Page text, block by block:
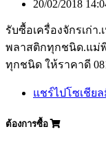
20/02/2018
รับซื้อเครื่องจักรเก่า
พลาสติกทุกชนิด.แม่พิ
ทุกชนิด ให้ราคาดี
แชร์ไปโซเชียล
ต้องการซื้อ